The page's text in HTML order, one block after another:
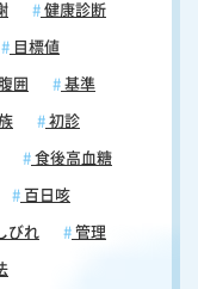
健康診断
目標値
腹囲 基準
初診
食後高血糖
百日咳
びれ 管理